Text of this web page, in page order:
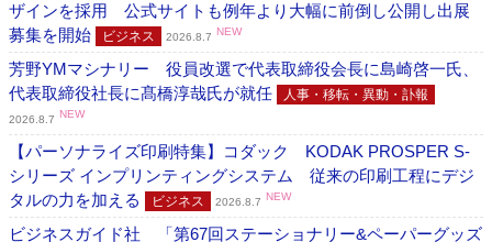
ザインを採用 公式サイトも例年より大幅に前倒し公開し出展
募集を開始
ビジネス 2026.8.7 NEW
芳野YMマシナリー 役員改選で代表取締役会長に島崎啓一氏、
代表取締役社長に髙橋淳哉氏が就任
人事・移転・異動・訃報
2026.8.7 NEW
【パーソナライズ印刷特集】コダック KODAK PROSPER S-
シリーズ インプリンティングシステム 従来の印刷工程にデジ
タルの力を加える
ビジネス 2026.8.7 NEW
ビジネスガイド社 「第67回ステーショナリー&ペーパーグッズ